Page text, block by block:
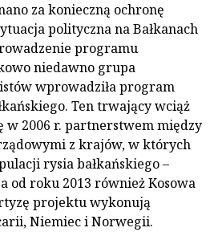
za konieczną ochronę
polityczna na Bałkanach
programu
niedawno grupa
wprowadziła program
Ten trwający wciąż
w 2006 r. partnerstwem między
z krajów, w których
rysia bałkańskiego –
od roku 2013 również Kosowa
projektu wykonują
Niemiec i Norwegii.